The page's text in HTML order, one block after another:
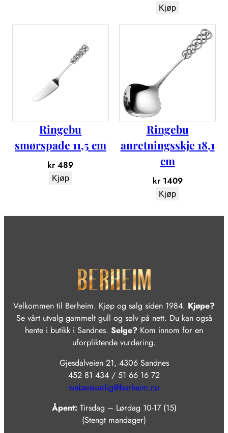
t
Kjøp
Ringebu
smørspade 11,5 cm
kr 489
Kjøp
Ringebu
anretningsskje 18,1
cm
kr1409
Kjøp
Velkommen til Berheim. Kjøp og salg siden 1984. Kjøpe?
Se vårt utvalg gammelt gull og sølv på nett. Du kan også
hente i butikk i Sandnes. Selge? Kom innom for en
uforpliktende vurdering.
Gjesdalveien 21, 4306 Sandnes
452 81 434 / 51 66 16 72
webansvarlig@berheim.no
Åpent: Tirsdag – Lørdag 10-17 (15)
(Stengt mandager)